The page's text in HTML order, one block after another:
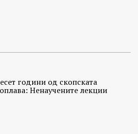
години од скопската
Ненаучените лекции